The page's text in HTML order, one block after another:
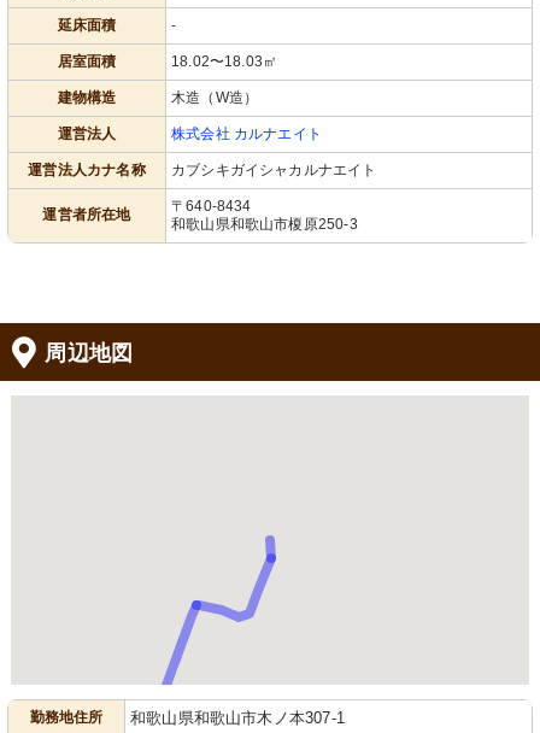
延床面積 -
居室面積 18.02〜18.03㎡
建物構造 木造（W造）
運営法人 株式会社 カルナエイト
運営法人カナ名称 カブシキガイシャカルナエイト
運営者所在地
〒640-8434
和歌山県和歌山市榎原250-3
周辺地図
勤務地住所 和歌山県和歌山市木ノ本307-1